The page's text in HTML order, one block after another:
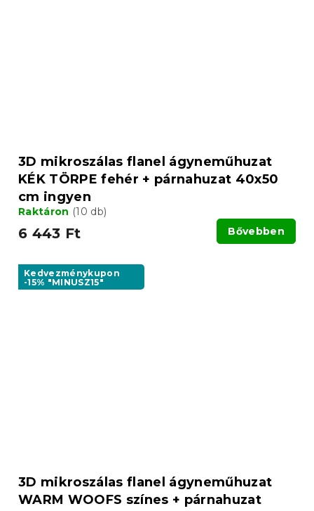
3D mikroszálas flanel ágyneműhuzat
KÉK TÖRPE fehér + párnahuzat 40x50
cm ingyen
Raktáron (10 db)
6 443 Ft Bővebben
Kedvezménykupon
-15% "MINUSZ15"
3D mikroszálas flanel ágyneműhuzat
WARM WOOFS színes + párnahuzat